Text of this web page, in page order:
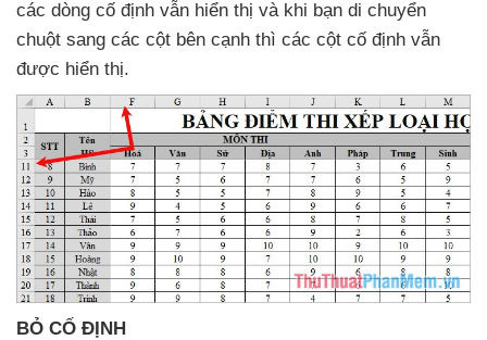
các dòng cố định vẫn hiển thị và khi bạn di chuyển
chuột sang các cột bên cạnh thì các cột cố định vẫn
được hiển thị.
BỎ CỐ ĐỊNH